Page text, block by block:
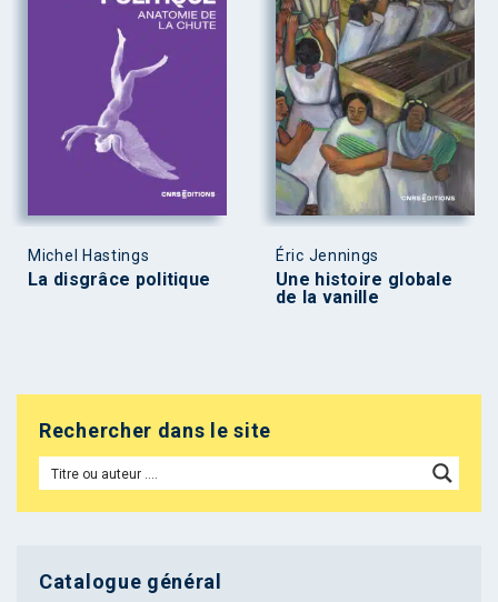
Michel Hastings
La disgrâce politique
Éric Jennings
Une histoire globale
de la vanille
Rechercher dans le site
Catalogue général